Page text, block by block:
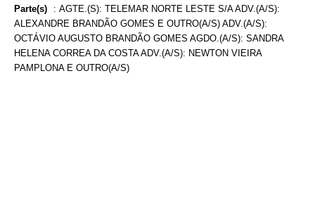
Parte(s) : AGTE.(S): TELEMAR NORTE LESTE S/A ADV.(A/S):
ALEXANDRE BRANDÃO GOMES E OUTRO(A/S) ADV.(A/S):
OCTÁVIO AUGUSTO BRANDÃO GOMES AGDO.(A/S): SANDRA
HELENA CORREA DA COSTA ADV.(A/S): NEWTON VIEIRA
PAMPLONA E OUTRO(A/S)